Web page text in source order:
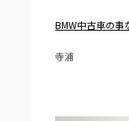
BMW中古車の事
寺浦